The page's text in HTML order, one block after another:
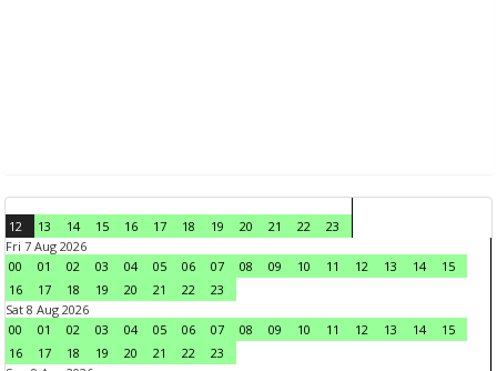
12 13 14 15 16 17 18 19 20 21 22
23
Fri 7 Aug 2026
00
01 02 03 04 05 06 07 08 09 10 11 12 13 14
15
16
17 18 19 20 21 22
23
Sat 8 Aug 2026
00
01 02 03 04 05 06 07 08 09 10 11 12 13 14
15
16
17 18 19 20 21 22
23